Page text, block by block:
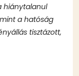
hiánytalanul
a hatóság
tisztázott,